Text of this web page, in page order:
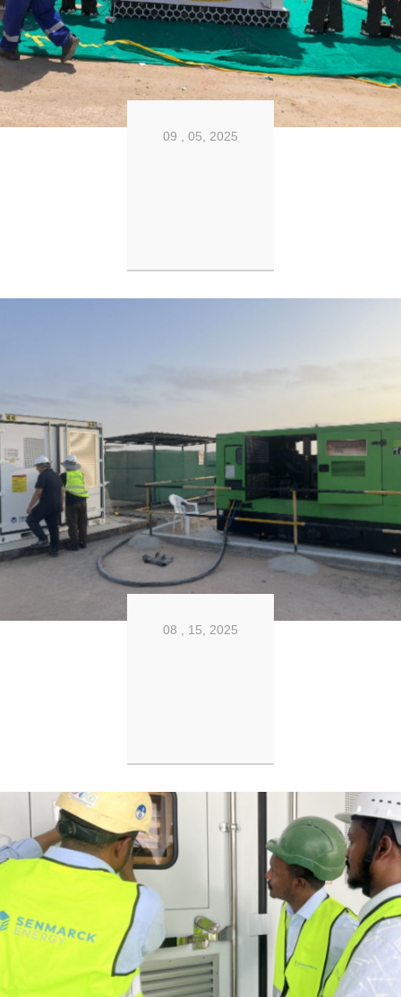
09 , 05, 2025
08 , 15, 2025